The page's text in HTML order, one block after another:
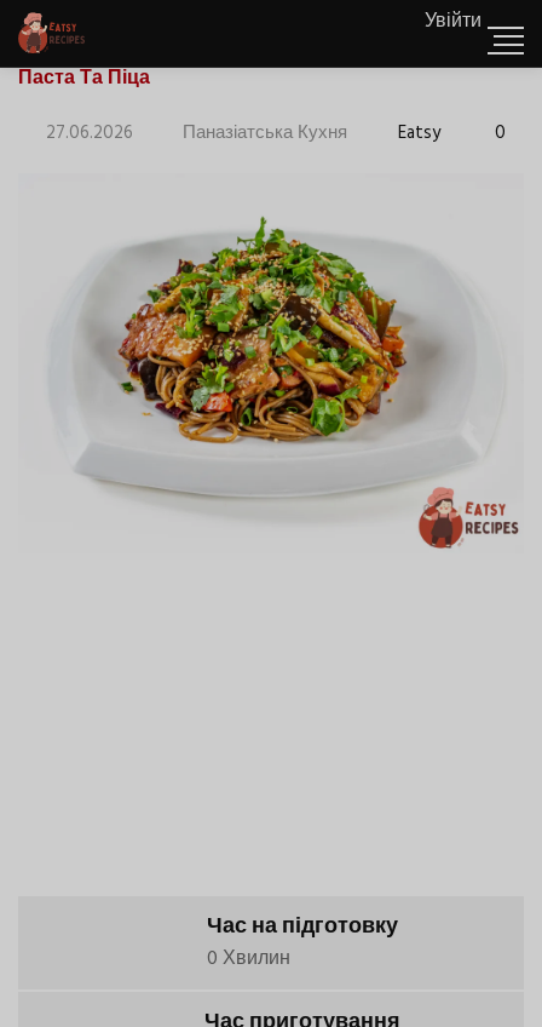
Увійти
Паста Та Піца
27.06.2026 Паназіатська Кухня Eatsy 0
Час на підготовку
0 Хвилин